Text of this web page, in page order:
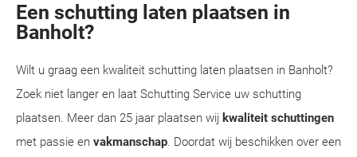
Een schutting laten plaatsen in
Banholt?
Wilt u graag een kwaliteit schutting laten plaatsen in Banholt?
Zoek niet langer en laat Schutting Service uw schutting
plaatsen. Meer dan 25 jaar plaatsen wij kwaliteit schuttingen
met passie en vakmanschap. Doordat wij beschikken over een